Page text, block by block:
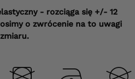
- rozciąga się +/- 12
o zwrócenie na to uwagi